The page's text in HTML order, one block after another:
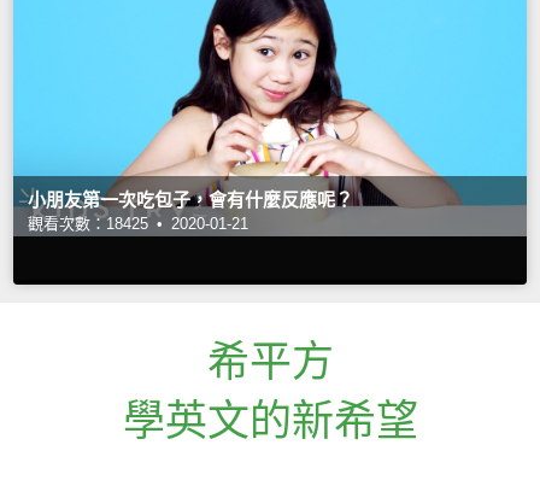
小朋友第一次吃包子，會有什麼反應呢？
觀看次數：18425 • 2020-01-21
希平方
學英文的新希望